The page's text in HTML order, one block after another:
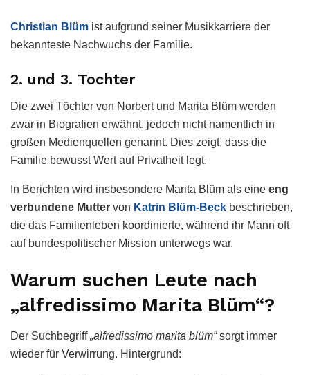
Christian Blüm ist aufgrund seiner Musikkarriere der
bekannteste Nachwuchs der Familie.
2. und 3. Tochter
Die zwei Töchter von Norbert und Marita Blüm werden
zwar in Biografien erwähnt, jedoch nicht namentlich in
großen Medienquellen genannt. Dies zeigt, dass die
Familie bewusst Wert auf Privatheit legt.
In Berichten wird insbesondere Marita Blüm als eine eng
verbundene Mutter von Katrin Blüm-Beck beschrieben,
die das Familienleben koordinierte, während ihr Mann oft
auf bundespolitischer Mission unterwegs war.
Warum suchen Leute nach
„alfredissimo Marita Blüm“?
Der Suchbegriff„alfredissimo marita blüm“sorgt immer
wieder für Verwirrung. Hintergrund: